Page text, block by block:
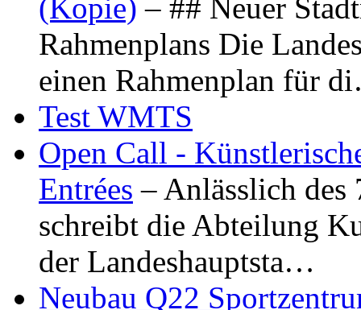
(Kopie) – ## Neuer
Rahmenplans Die
einen Rahmenplan für
Test WMTS
Open Call -
Entrées – Anlässlich
schreibt die Abteilung
der Landeshauptsta…
Neubau Q22